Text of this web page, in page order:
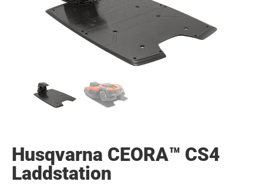
Husqvarna CEORA™ CS4
Laddstation